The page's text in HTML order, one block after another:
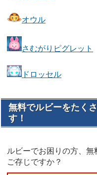
オウル
さむがりピグレット
ドロッセル
無料でルビーをたく
す！
ルビーでお困りの方、
ご存じですか？